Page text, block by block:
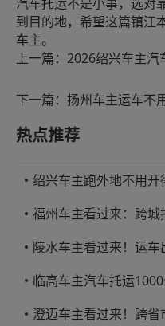
汽车托运不是小事，选对
到目的地，希望这篇镇江
车主。
上一篇： 2026绍兴车主汽
下一篇： 扬州车主运车不
热点推荐